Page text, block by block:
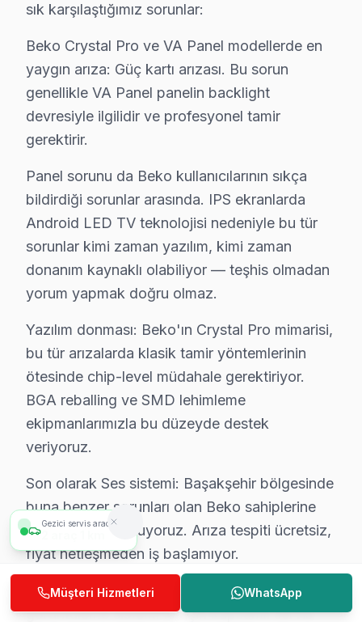
C: Başakşehir'de Beko B55 Crystal Pro Google LED
S: Başakşehir'de Beko televizyon Smart arayüzü
C: Başakşehir servisimize başvurmadan önce
Başakşehir'de Beko Hizmete Nasıl Ulaşılır?
Başakşehir'de Beko televizyon servis ihtiyacınız için
• Başakşehir'de aynı gün Beko televizyon randevu
• Belirlenen saatte uzman Beko teknisyeni
• Başakşehir genelinde hızlı ve profesyonel Beko
Başakşehir'de Yerinde bu TV Televizyon Servis
Başakşehir Şehir Hastanesi, Başak Konutları,
Başakşehir Beko Televizyon Servisi İçin
Başakşehir bölgesinde Beko televizyonunuz
Başakşehir'deki Tecrübemiz: Başakşehir ve yakın
Başakşehir Servis Güvencesi: Başakşehir'de
Başakşehir'de İtibar: Başakşehir ve çevresinde tercih
Bir görelim, söyleyelim. 0850 811 14 36
Uzman Beko Teknisyen Ekibimiz
Başakşehir Beko Destek'in başarısı, Başakşehir
sık karşılaştığımız sorunlar:
Beko Crystal Pro ve VA Panel modellerde en
yaygın arıza: Güç kartı arızası. Bu sorun
genellikle VA Panel panelin backlight
devresiyle ilgilidir ve profesyonel tamir
gerektirir.
Panel sorunu da Beko kullanıcılarının sıkça
bildirdiği sorunlar arasında. IPS ekranlarda
Android LED TV teknolojisi nedeniyle bu tür
sorunlar kimi zaman yazılım, kimi zaman
donanım kaynaklı olabiliyor — teşhis olmadan
yorum yapmak doğru olmaz.
Yazılım donması: Beko'ın Crystal Pro mimarisi,
bu tür arızalarda klasik tamir yöntemlerinin
ötesinde chip-level müdahale gerektiriyor.
BGA reballing ve SMD lehimleme
ekipmanlarımızla bu düzeyde destek
veriyoruz.
Son olarak Ses sistemi: Başakşehir bölgesinde
buna benzer sorunları olan Beko sahiplerine
hızlı randevu sunuyoruz. Arıza tespiti ücretsiz,
fiyat netleşmeden iş başlamıyor.
» Başakşehir'de Beko VA Panel ve IPS panel
görüntüleme sistemi'ler için kapsamlı servis
Gezici servis aracımız
Müşteri Hizmetleri WhatsApp